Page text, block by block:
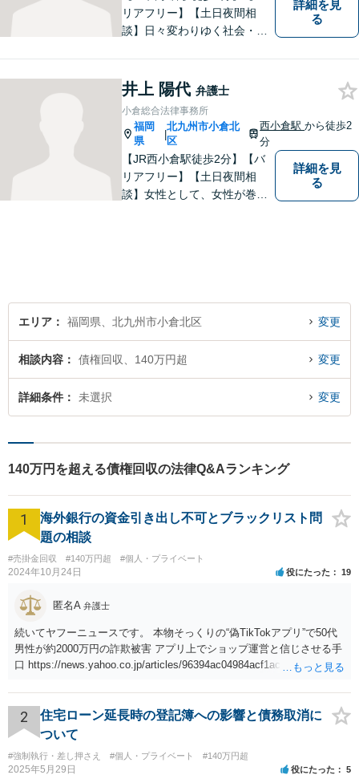
リアフリー】【土日夜間相
談】日々変わりゆく社会・法
だける良質なリーガルサービ
スを提供できるよう日々研鑽
に努めてまいります。お気軽
にご相談ください。
詳細を見
る
井上 陽代 弁護士
小倉総合法律事務所
福岡
県
|
北九州市小倉北
区
西小倉駅から徒歩2
分
【JR西小倉駅徒歩2分】【バ
リアフリー】【土日夜間相
談】女性として、女性が巻き
談下さい。
詳細を見
る
エリア 福岡県、北九州市小倉北区 変更
相談内容 債権回収、140万円超 変更
詳細条件 未選択 変更
140万円を超える債権回収の法律Q&Aランキング
1
海外銀行の資金引き出し不可とブラックリスト問
題の相談
#売掛金回収 #140万円超 #個人・プライベート
2024年10月24日 役にたった 19
匿名A 弁護士
続いてヤフーニュースです。 本物そっくりの“偽TikTokアプリ”で50代
男性が約2000万円の詐欺被害 アプリ上でショップ運営と信じさせる手
口 https://news.yahoo.co.jp/articles/96394ac04984acf1acaa293f13ccf5
2
住宅ローン延長時の登記簿への影響と債務取消に
ついて
#強制執行・差し押さえ #個人・プライベート #140万円超
2025年5月29日 役にたった 5